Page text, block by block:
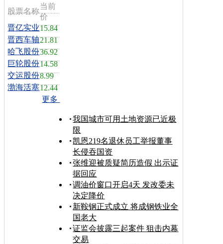
股票名称
当前
价
晋亿实业15.84
晋西车轴21.81
哈飞股份36.92
巨轮股份14.58
交运股份8.99
渤海活塞12.44
更多
我国城市可用土地资源已近极
限
凯恩219名退休员工举报董事
长侵吞国资
张维迎被质疑简历造假 出示证
据回应
调油价窗口开启4天 发改委未
决定降价
新鞍钢正式成立 将成钢铁业全
国老大
证监会披露三起案件 狙击内幕
交易